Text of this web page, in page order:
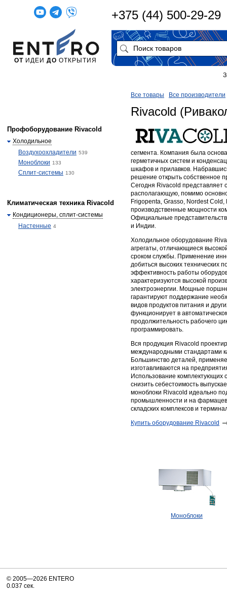
Все товары Все производители
Rivacold
сегмента. Компания была
герметичных систем и
шкафов и прилавков.
решение открыть собственное
Сегодня Rivacold представляет
располагающую, помимо
Frigopenta, Grasso, Nordest
производственные мощности
Официальные
и Индии.
Холодильное оборудование
агрегаты, отличающиеся
сроком службы. Применение
добиться высоких технических
эффективность работы
характеризуются высокой
электроэнергии. Мощные
гарантируют поддержание
видов продуктов питания и
функционирует в
продолжительность рабочего
программировать.
Вся продукция Rivacold
международными стандартами
Большинство деталей,
изготавливаются на
Использование комплектующих
снизить себестоимость
моноблоки Rivacold идеально
промышленности и на
складских комплексов и
​Купить оборудование Rivacold
Моноблоки
Профоборудование Rivacold
Холодильное
Воздухоохладители 539
Моноблоки 133
Сплит-системы 130
Климатическая техника Rivacold
Кондиционеры, сплит-системы
Настенные 4
ОТ ИДЕИ ДО ОТКРЫТИЯ
+375 (44) 500-29-29
© 2005—2026 ENTERO
0.037 сек.